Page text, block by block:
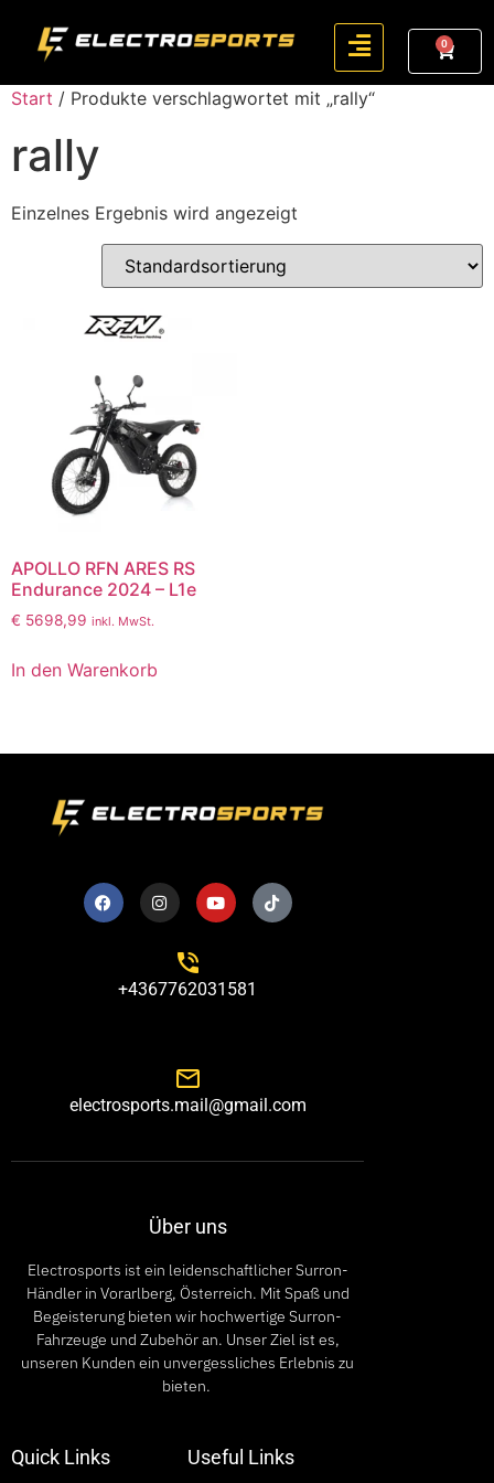
0
Start / Produkte verschlagwortet mit „rally“
rally
Einzelnes Ergebnis wird angezeigt
APOLLO RFN ARES RS
Endurance 2024 – L1e
€ 5698,99 inkl. MwSt.
In den Warenkorb
+4367762031581
electrosports.mail@gmail.com
Über uns
Electrosports ist ein leidenschaftlicher Surron-
Händler in Vorarlberg, Österreich. Mit Spaß und
Begeisterung bieten wir hochwertige Surron-
Fahrzeuge und Zubehör an. Unser Ziel ist es,
unseren Kunden ein unvergessliches Erlebnis zu
bieten.
Quick Links Useful Links